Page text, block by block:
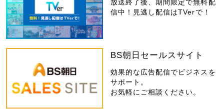
放送終了後、期間限定で無料配
信中！見逃し配信はTVerで！
BS朝日セールスサイト
効果的な広告配信でビジネスを
サポート。
お気軽にご相談ください。